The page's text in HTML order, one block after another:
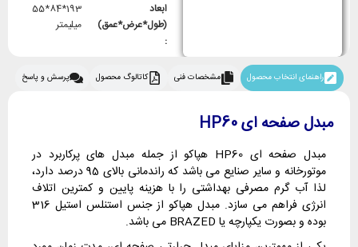
ابعاد
(طول*عرض*عمق)
:
193*84*55
میلیمتر
راهنمای انتخاب محصول مشخصات فنی کاتالوگ محصول پرسش و پاسخ
مبدل صفحه ای HP60
مبدل صفحه ای HP60 هپاکو از جمله مبدل های پرکاربرد در
موتورخانه و سایر صنایع می باشد که راندمانی بالای 95 درصد دارد،
لذا آب گرم مصرفی بهداشتی را با هزینه پایین و کمترین اتلاف
انرژی فراهم می سازد. مبدل هپاکو از جنس استنلس استیل 316
بوده و بصورت یکپارچه یا BRAZED می باشد.